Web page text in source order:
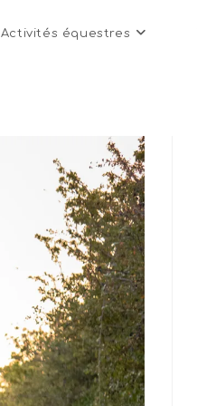
Activités équestres